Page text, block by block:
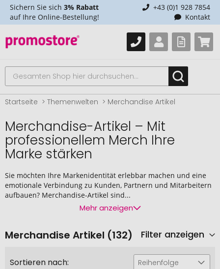
Sichern Sie sich 3% Rabatt
auf Ihre Online-Bestellung!
+43 (0)1 928 7854
Kontakt
Startseite Themenwelten Merchandise Artikel
Merchandise-Artikel – Mit
professionellem Merch Ihre
Marke stärken
Sie möchten Ihre Markenidentität erlebbar machen und eine
emotionale Verbindung zu Kunden, Partnern und Mitarbeitern
aufbauen? Merchandise-Artikel sind...
Mehr anzeigen
Merchandise Artikel (132) Filter anzeigen
Sortieren nach: Reihenfolge